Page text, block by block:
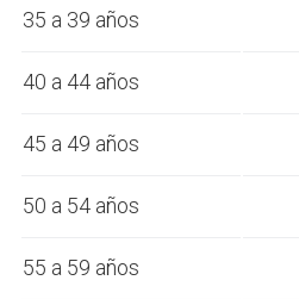
35 a 39 años
40 a 44 años
45 a 49 años
50 a 54 años
55 a 59 años